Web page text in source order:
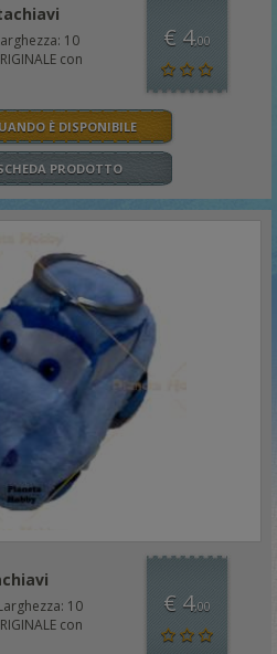
10
con
€ 4,00
È DISPONIBILE
PRODOTTO
10
con
€ 4,00